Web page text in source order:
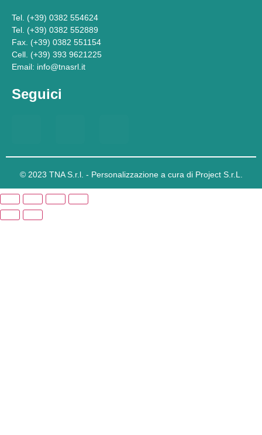
Tel. (+39) 0382 554624
Tel. (+39) 0382 552889
Fax. (+39) 0382 551154
Cell. (+39) 393 9621225
Email: info@tnasrl.it
Seguici
© 2023 TNA S.r.l. - Personalizzazione a cura di Project S.r.L.